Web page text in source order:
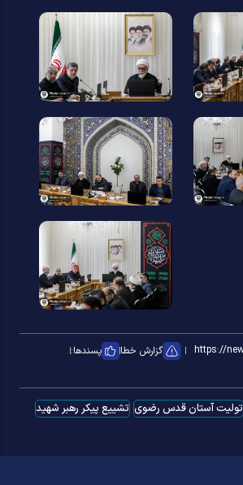
گزارش خطا
پسندها:
تولیت آستان قدس رضوی تشییع پیکر رهبر شهید